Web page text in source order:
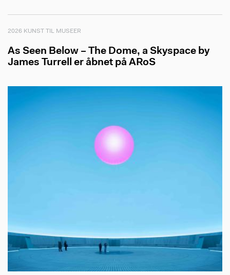
2026 KUNST TIL MUSEER
As Seen Below – The Dome, a Skyspace by
James Turrell er åbnet på ARoS